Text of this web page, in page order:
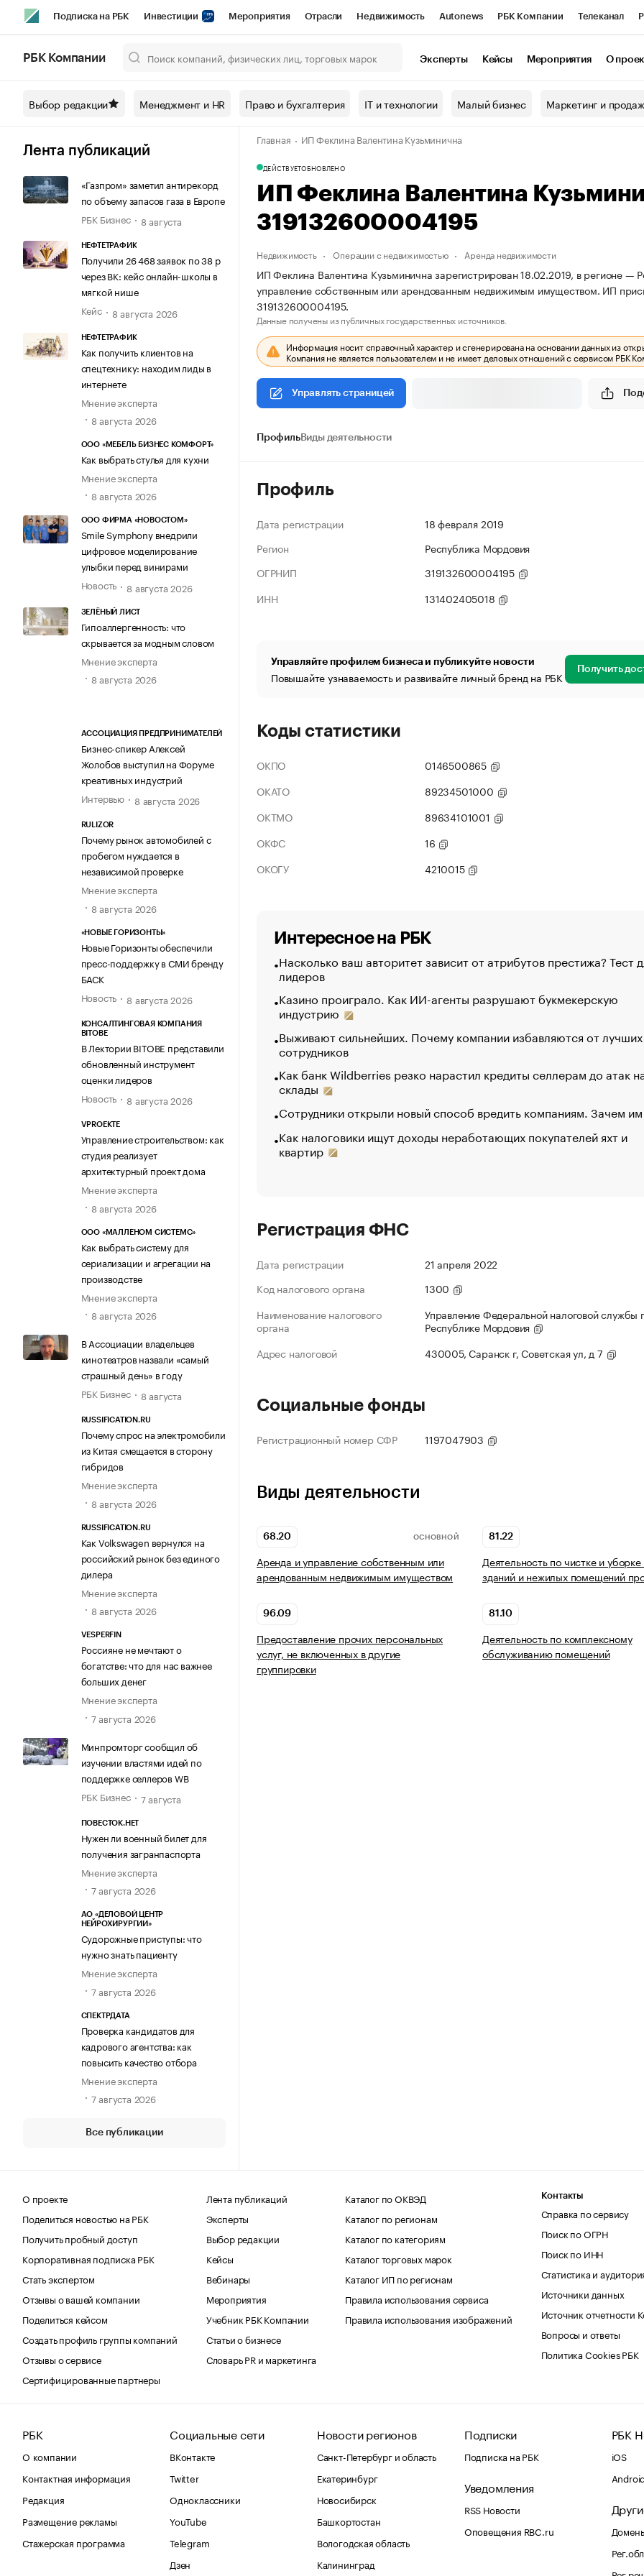
Подписка на РБК Инвестиции Мероприятия Отрасли Недвижимость Autonews РБК Компании Телеканал
Спецпроекты СПб Конференции СПб Спецпроекты Проверка контрагентов
Технологии и медиа Рынок наличной валюты
РБК Компании Эксперты Кейсы Мероприятия О
Выбор редакции Менеджмент и HR Право и бухгалтерия IT и технологии Малый бизнес Маркетинг и
Лента публикаций
«Газпром» заметил антирекорд
по объему запасов газа в Европе
РБК Бизнес
8 августа
НЕФТЕТРАФИК
Получили 26 468 заявок по 38 р
через ВК: кейс онлайн-школы в
мягкой нише
Кейс
8 августа 2026
НЕФТЕТРАФИК
Как получить клиентов на
спецтехнику: находим лиды в
интернете
Мнение эксперта
8 августа 2026
ООО «МЕБЕЛЬ БИЗНЕС КОМФОРТ»
Как выбрать стулья для кухни
Мнение эксперта
8 августа 2026
ООО ФИРМА «НОВОСТОМ»
Smile Symphony внедрили
цифровое моделирование
улыбки перед винирами
Новость
8 августа 2026
ЗЕЛЁНЫЙ ЛИСТ
Гипоаллергенность: что
скрывается за модным словом
Мнение эксперта
8 августа 2026
АССОЦИАЦИЯ ПРЕДПРИНИМАТЕЛЕЙ
Бизнес-спикер Алексей
Жолобов выступил на Форуме
креативных индустрий
Интервью
8 августа 2026
RULIZOR
Почему рынок автомобилей с
пробегом нуждается в
независимой проверке
Мнение эксперта
8 августа 2026
«НОВЫЕ ГОРИЗОНТЫ»
Новые Горизонты обеспечили
пресс-поддержку в СМИ бренду
БАСК
Новость
8 августа 2026
КОНСАЛТИНГОВАЯ КОМПАНИЯ
BITOBE
В Лектории BITOBE представили
обновленный инструмент
оценки лидеров
Новость
8 августа 2026
VPROEKTE
Управление строительством: как
студия реализует
архитектурный проект дома
Мнение эксперта
8 августа 2026
ООО «МАЛЛЕНОМ СИСТЕМС»
Как выбрать систему для
сериализации и агрегации на
производстве
Мнение эксперта
8 августа 2026
В Ассоциации владельцев
кинотеатров назвали «самый
страшный день» в году
РБК Бизнес
8 августа
RUSSIFICATION.RU
Почему спрос на электромобили
из Китая смещается в сторону
гибридов
Мнение эксперта
8 августа 2026
RUSSIFICATION.RU
Как Volkswagen вернулся на
российский рынок без единого
дилера
Мнение эксперта
8 августа 2026
VESPERFIN
Россияне не мечтают о
богатстве: что для нас важнее
больших денег
Мнение эксперта
7 августа 2026
Минпромторг сообщил об
изучении властями идей по
поддержке селлеров WB
РБК Бизнес
7 августа
ПОВЕСТОК.НЕТ
Нужен ли военный билет для
получения загранпаспорта
Мнение эксперта
7 августа 2026
АО «ДЕЛОВОЙ ЦЕНТР
НЕЙРОХИРУРГИИ»
Судорожные приступы: что
нужно знать пациенту
Мнение эксперта
7 августа 2026
СПЕКТРДАТА
Проверка кандидатов для
кадрового агентства: как
повысить качество отбора
Мнение эксперта
7 августа 2026
Все публикации
Главная ИП Феклина Валентина Кузьминична
ДЕЙСТВУЕТОБНОВЛЕНО
ИП Феклина Валентина
319132600004195
Недвижимость Операции с недвижимостью Аренда недвижимости
ИП Феклина Валентина Кузьминична зарегистрирован 18.02.2019, в регионе —
управление собственным или арендованным недвижимым имуществом. ИП
319132600004195.
Данные получены из публичных государственных источников.
Информация носит справочный характер и сгенерирована на основании данных из
Компания не является пользователем и не имеет деловых отношений с сервисом РБК
Управлять страницей
ПрофильВиды деятельности
Профиль
Дата регистрации
18 февраля 2019
Регион
Республика Мордовия
ОГРНИП
319132600004195
ИНН
131402405018
Управляйте профилем бизнеса и публикуйте новости
Повышайте узнаваемость и развивайте личный бренд на РБК Получить
Коды статистики
ОКПО
0146500865
ОКАТО
89234501000
ОКТМО
89634101001
ОКФС
16
ОКОГУ
4210015
Интересное на РБК
Насколько ваш авторитет зависит от атрибутов престижа? Тест
лидеров
Казино проиграло. Как ИИ-агенты разрушают букмекерскую
индустрию
Выживают сильнейших. Почему компании избавляются от лучших
сотрудников
Как банк Wildberries резко нарастил кредиты селлерам до атак
склады
Сотрудники открыли новый способ вредить компаниям. Зачем
Как налоговики ищут доходы неработающих покупателей яхт и
квартир
Регистрация ФНС
Дата регистрации
21 апреля 2022
Код налогового органа
1300
Наименование налогового
органа
Управление Федеральной налоговой службы
Республике Мордовия
Адрес налоговой
430005, Саранск г, Советская ул, д 7
Социальные фонды
Регистрационный номер СФР 1197047903
Виды деятельности
68.20 ОСНОВНОЙ
Аренда и управление собственным или
арендованным недвижимым имуществом
81.22
Деятельность по чистке и
зданий и нежилых помещений
96.09
Предоставление прочих персональных
услуг, не включенных в другие
группировки
81.10
Деятельность по комплексному
обслуживанию помещений
О проекте
Поделиться новостью на РБК
Получить пробный доступ
Корпоративная подписка РБК
Стать экспертом
Отзывы о вашей компании
Поделиться кейсом
Создать профиль группы компаний
Отзывы о сервисе
Сертифицированные партнеры
Лента публикаций
Эксперты
Выбор редакции
Кейсы
Вебинары
Мероприятия
Учебник РБК Компании
Статьи о бизнесе
Словарь PR и маркетинга
Каталог по ОКВЭД
Каталог по регионам
Каталог по категориям
Каталог торговых марок
Каталог ИП по регионам
Правила использования сервиса
Правила использования изображений
Контакты
Справка по сервису
Поиск по ОГРН
Поиск по ИНН
Статистика и
Источники данных
Источник отчетности
Вопросы и ответы
Политика Cookies РБК
РБК
О компании
Контактная информация
Редакция
Размещение рекламы
Стажерская программа
Социальные сети
ВКонтакте
Twitter
Одноклассники
YouTube
Telegram
Дзен
Новости регионов
Санкт-Петербург и область
Екатеринбург
Новосибирск
Башкортостан
Вологодская область
Калининград
Подписки
Подписка на РБК
Уведомления
RSS Новости
Оповещения RBC.ru
РБК
iOS